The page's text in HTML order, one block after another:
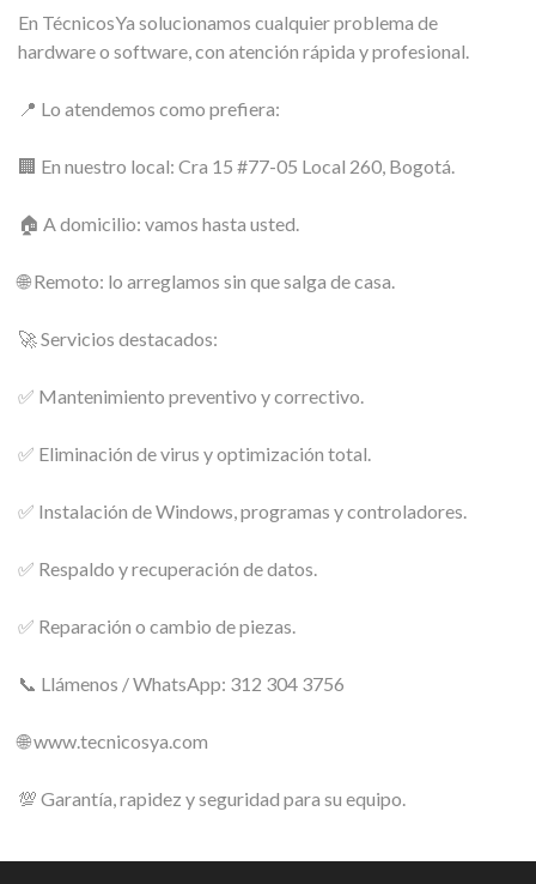
En TécnicosYa solucionamos cualquier problema de
hardware o software, con atención rápida y profesional.
📍 Lo atendemos como prefiera:
🏢 En nuestro local: Cra 15 #77-05 Local 260, Bogotá.
🏠 A domicilio: vamos hasta usted.
🌐 Remoto: lo arreglamos sin que salga de casa.
🚀 Servicios destacados:
✅ Mantenimiento preventivo y correctivo.
✅ Eliminación de virus y optimización total.
✅ Instalación de Windows, programas y controladores.
✅ Respaldo y recuperación de datos.
✅ Reparación o cambio de piezas.
📞 Llámenos / WhatsApp: 312 304 3756
🌐 www.tecnicosya.com
💯 Garantía, rapidez y seguridad para su equipo.